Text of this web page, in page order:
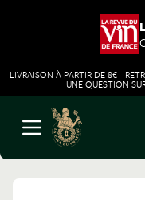
LIVRAISON À PARTIR DE 8€ -
UNE QUESTION
Aller au contenu
Ouvrir le menu